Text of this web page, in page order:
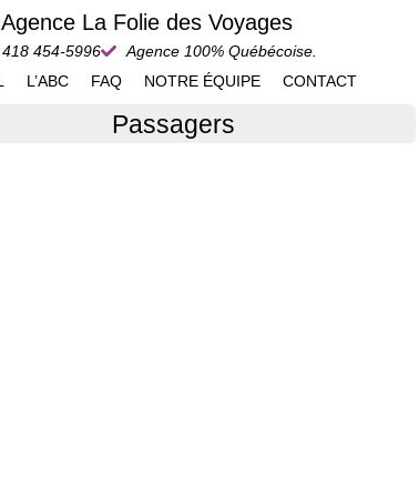
Agence La Folie des Voyages
418 454-5996
Agence 100% Québécoise.
L’ABC FAQ NOTRE ÉQUIPE CONTACT
Passagers